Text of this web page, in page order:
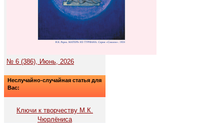
№ 6 (386), Июнь, 2026
Неслучайно-случайная статья для
Вас:
Ключи к творчеству М.К.
Чюрлёниса